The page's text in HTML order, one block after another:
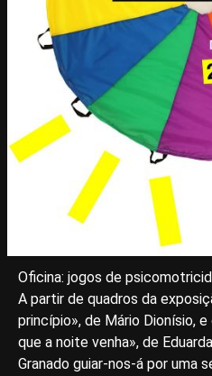
Oficina: jogos de
A partir de quadros da
princípio», de Mário Dionísio,
que a noite venha», de
Granado guiar-nos-á por uma